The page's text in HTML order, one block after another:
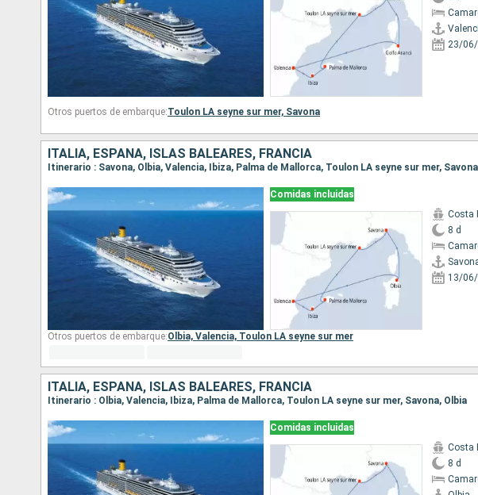
23/
Otros puertos de embarque:Toulon LA seyne sur mer, Savona
ITALIA, ESPAÑA, ISLAS BALEARES, FRANCIA
Itinerario : Savona, Olbia, Valencia, Ibiza, Palma de Mallorca, Toulon LA seyne sur mer, Savona
Comidas incluidas
Costa
8 d
13/
Otros puertos de embarque:Olbia, Valencia, Toulon LA seyne sur mer
ITALIA, ESPAÑA, ISLAS BALEARES, FRANCIA
Itinerario : Olbia, Valencia, Ibiza, Palma de Mallorca, Toulon LA seyne sur mer, Savona, Olbia
Comidas incluidas
Costa
8 d